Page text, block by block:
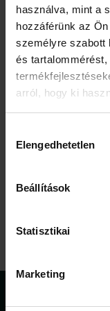
használva, mint a
hozzáférünk az
személyre szabott
és
arról, hogy ki
Az Ön
módjairól és adja
kiválasztása
Elengedhetetlen
Beállítások
Statisztikai
Marketing